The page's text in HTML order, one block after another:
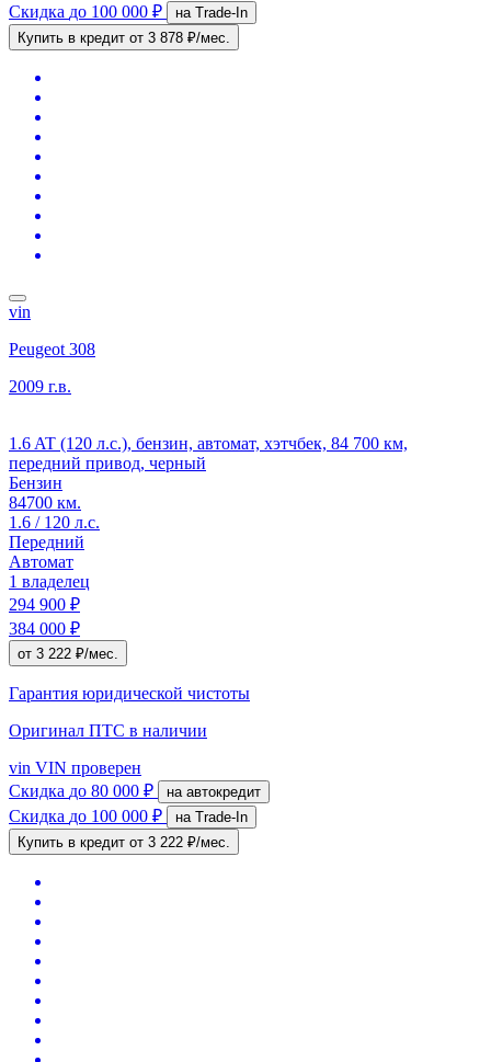
Скидка до 100 000 ₽
на Trade-In
Купить в кредит от 3 878 ₽/мес.
vin
Peugeot 308
2009 г.в.
1.6 AT (120 л.с.), бензин, автомат, хэтчбек, 84 700 км,
передний привод, черный
Бензин
84700 км.
1.6 / 120 л.с.
Передний
Автомат
1 владелец
294 900 ₽
384 000 ₽
от 3 222 ₽/мес.
Гарантия юридической чистоты
Оригинал ПТС в наличии
vin VIN проверен
Скидка до 80 000 ₽ на автокредит
Скидка до 100 000 ₽
на Trade-In
Купить в кредит от 3 222 ₽/мес.